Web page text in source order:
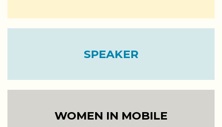
SPEAKER
WOMEN IN MOBILE